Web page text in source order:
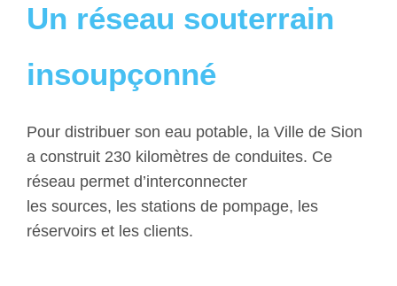
Un réseau souterrain
insoupçonné
Pour distribuer son eau potable, la Ville de Sion
a construit 230 kilomètres de conduites. Ce
réseau permet d’interconnecter
les sources, les stations de pompage, les
réservoirs et les clients.